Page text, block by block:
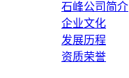
石峰公司简介
企业文化
发展历程
资质荣誉